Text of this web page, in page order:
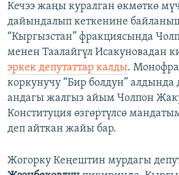
Кечээ жаңы куралган өкмөткө
дайындалып кеткенине
“Кыргызстан” фракциясында
менен Таалайгүл Исакуновадан
эркек депутаттар калды.
коркунучу “Бир болдун” алдында
андагы жалгыз айым Чолпон
Конституция өзгөртүлсө
деп айткан жайы бар.
Жогорку Кеңештин мурдагы